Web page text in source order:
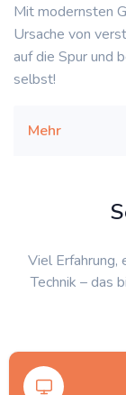
Mit modernsten
Ursache von
auf die Spur und
selbst!
Mehr
Viel Erfahrung,
Technik – das